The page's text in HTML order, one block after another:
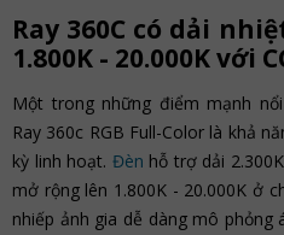
Ray 360C có dải
1.800K - 20.000K với
Một trong những điểm mạnh
Ray 360c RGB Full-Color là khả
kỳ linh hoạt. Đèn hỗ trợ dải
mở rộng lên 1.800K - 20.000K ở
nhiếp ảnh gia dễ dàng mô phỏng